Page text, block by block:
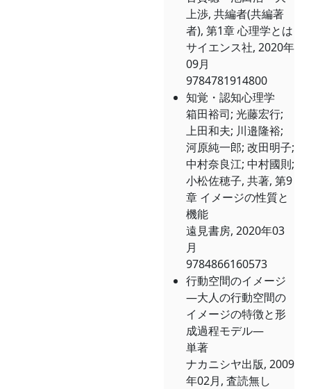
上渉, 共編者(共編著
者), 第1章 心理学とは
サイエンス社, 2020年
09月
9784781914800
知覚・認知心理学
箱田裕司; 光藤宏行;
上田和夫; 川邉隆裕;
河原純一郎; 改田明子;
中村奈良江; 中村國則;
小松佐穂子, 共著, 第9
章 イメージの性質と
機能
遠見書房, 2020年03
月
9784866160573
行動空間のイメージ
―大人の行動空間の
イメージの特徴と形
成過程モデル―
単著
ナカニシヤ出版, 2009
年02月, 査読無し